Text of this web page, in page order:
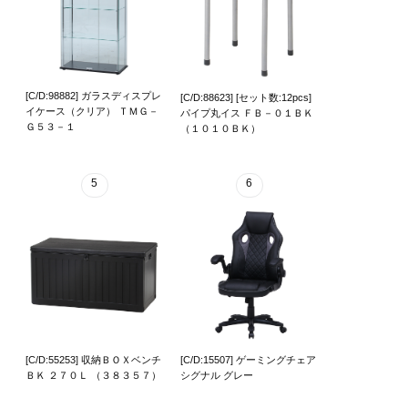
[C/D:98882] ガラスディスプレ
イケース（クリア） ＴＭＧ－
Ｇ５３－１
[C/D:88623] [セット数:12pcs]
パイプ丸イス ＦＢ－０１ＢＫ
（１０１０ＢＫ）
5
[C/D:55253] 収納ＢＯＸベンチ
ＢＫ ２７０Ｌ （３８３５７）
6
[C/D:15507] ゲーミングチェア
シグナル グレー